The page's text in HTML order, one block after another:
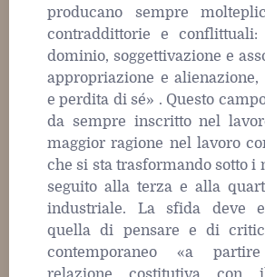
producano sempre
contraddittorie e conflittuali:
dominio, soggettivazione e
appropriazione e alienazione,
e perdita di sé» . Questo
da sempre inscritto nel
maggior ragione nel lavoro
che si sta trasformando sotto i
seguito alla terza e alla
industriale. La sfida deve
quella di pensare e di
contemporaneo «a